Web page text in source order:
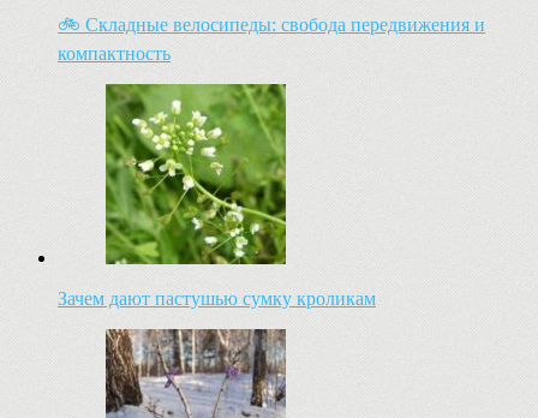
🚲 Складные велосипеды: свобода передвижения и
компактность
Зачем дают пастушью сумку кроликам